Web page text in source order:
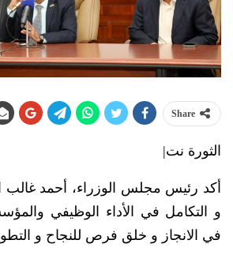
Share
الثورة نت|
أكد رئيس مجلس الوزراء، أحمد غالب
و التكامل في الأداء الوظيفي
في الانجاز و خلق فرص للنجاح و